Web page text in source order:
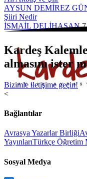
AYSUN DEMİREZ
Şiiri Nedir
İSMAİL DELİHASAN 7
Kardeş
almasını ister
Bizimle iletişime geçin!
<
Bağlantılar
Avrasya Yazarlar Birliği
YayınlarıTürkçe Öğretim
Sosyal Medya